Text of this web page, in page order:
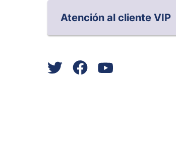
Atención al cliente VIP